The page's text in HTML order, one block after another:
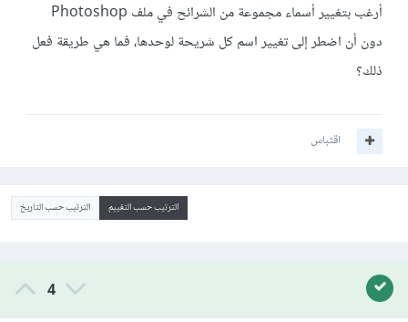
أرغب بتغيير أسماء مجموعة من الشرائح في ملف Photoshop
دون أن اضطر إلى تغيير اسم كل شريحة لوحدها، فما هي طريقة فعل
ذلك؟
اقتباس
الترتيب حسب التقييم الترتيب حسب التاريخ
4